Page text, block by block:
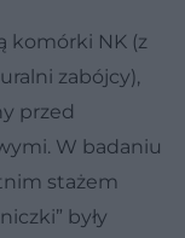
komórki NK (z
zabójcy),
przed
W badaniu
stażem
były